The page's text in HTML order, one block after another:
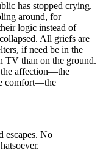
has stopped crying.
around, for
logic instead of
All griefs are
if need be in the
TV than on the ground.
the affection—the
comfort—the
escapes. No